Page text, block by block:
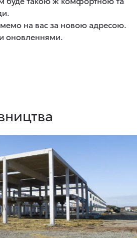
на вас за новою адресою.
оновленнями.